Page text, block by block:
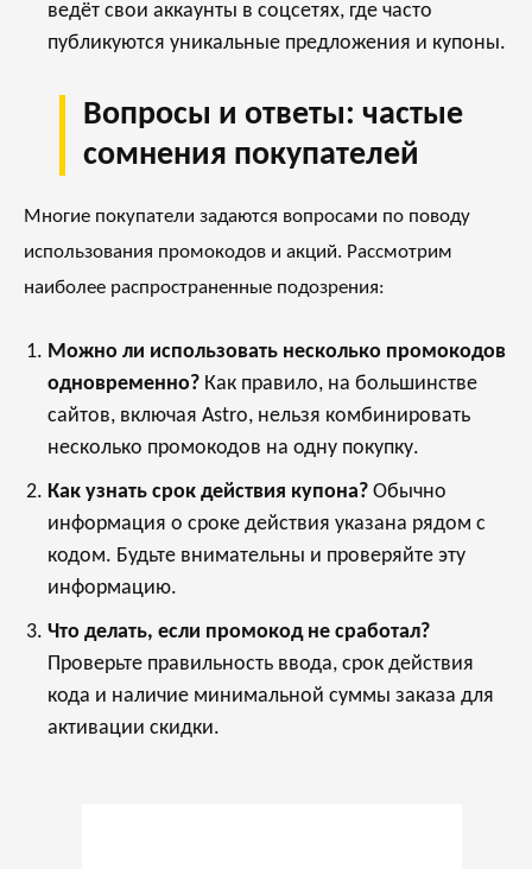
ведёт свои аккаунты в соцсетях, где часто
публикуются уникальные предложения и купоны.
Вопросы и ответы: частые
сомнения покупателей
Многие покупатели задаются вопросами по поводу
использования промокодов и акций. Рассмотрим
наиболее распространенные подозрения:
Можно ли использовать несколько промокодов
одновременно? Как правило, на большинстве
сайтов, включая Astro, нельзя комбинировать
несколько промокодов на одну покупку.
Как узнать срок действия купона? Обычно
информация о сроке действия указана рядом с
кодом. Будьте внимательны и проверяйте эту
информацию.
Что делать, если промокод не сработал?
Проверьте правильность ввода, срок действия
кода и наличие минимальной суммы заказа для
активации скидки.